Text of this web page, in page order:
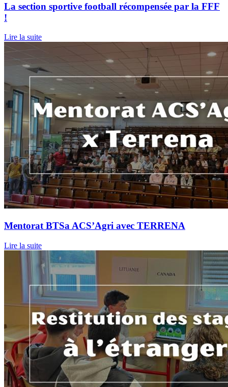
La section sportive football récompensée par la FFF
!
Lire la suite
Mentorat BTSa ACS’Agri avec TERRENA
Lire la suite